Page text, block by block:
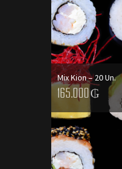
Mix Kion – 20 Un.
165.000₲